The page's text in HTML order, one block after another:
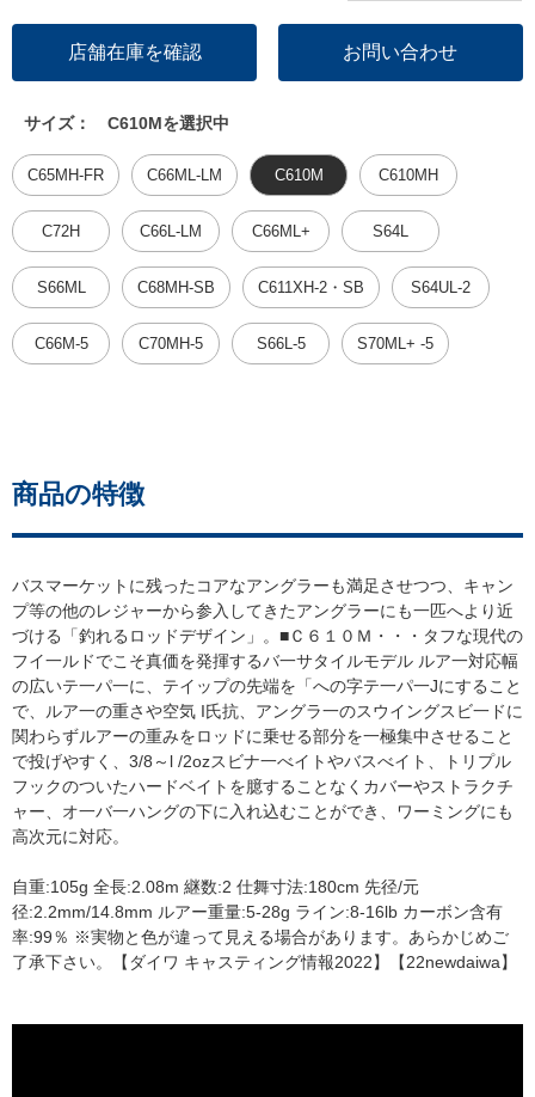
店舗在庫を確認 お問い合わせ
サイズ： C610Mを選択中
C65MH-FR C66ML-LM C610M C610MH
C72H C66L-LM C66ML+ S64L
S66ML C68MH-SB C611XH-2・SB S64UL-2
C66M-5 C70MH-5 S66L-5 S70ML+ -5
商品の特徴
バスマーケットに残ったコアなアングラーも満足させつつ、キャン
プ等の他のレジャーから参入してきたアングラーにも一匹へより近
づける「釣れるロッドデザイン」。■Ｃ６１０Ｍ・・・タフな現代の
フイ一ルドでこそ真価を発揮するバ一サタイルモデル ルア一対応幅
の広いテ一パ一に、テイップの先端を「への字テ一パ一Jにすること
で、ルア一の重さや空気 I氏抗、アングラ一のスウイングスビ一ドに
関わらずルアーの重みをロッドに乗せる部分を一極集中させること
で投げやすく、3/8～l /2ozスビナ一べイトやバスべイト、トリプル
フックのついたハードベイトを臆することなくカバーやストラクチ
ャー、オ一バ一ハングの下に入れ込むことができ、ワーミングにも
高次元に対応。
自重:105g 全長:2.08m 継数:2 仕舞寸法:180cm 先径/元
径:2.2mm/14.8mm ルアー重量:5-28g ライン:8-16lb カーボン含有
率:99％ ※実物と色が違って見える場合があります。あらかじめご
了承下さい。【ダイワ キャスティング情報2022】【22newdaiwa】